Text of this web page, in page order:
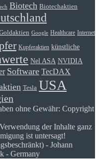
Biotech Biotechaktien
Google Healthcare Internet
Kupferaktien künstliche
Nel ASA NVIDIA
Software TecDAX
Tesla USA
ohne Gewähr: Copyright
der Inhalte ganz
ist untersagt!
- Johann
- Germany